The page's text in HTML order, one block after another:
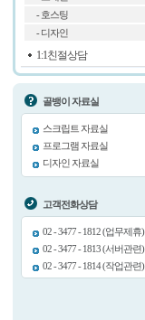
- 호스팅
- 디자인
1:1친절상담
골뱅이 자료실
스크립트 자료실
프로그램 자료실
디자인 자료실
고객전화상담
02 - 3477 - 1812 (업무제휴)
02 - 3477 - 1813 (서버관련)
02 - 3477 - 1814 (작업관련)